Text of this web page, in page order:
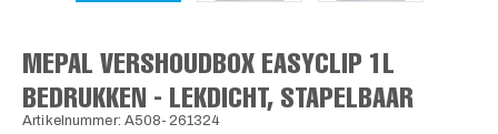
MEPAL VERSHOUDBOX EASYCLIP 1L
BEDRUKKEN - LEKDICHT, STAPELBAAR
Artikelnummer: A508-261324